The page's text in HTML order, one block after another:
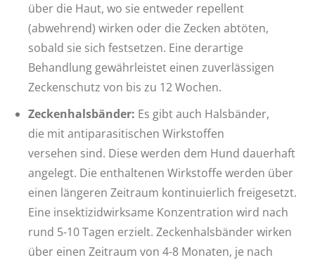
über die Haut, wo sie entweder repellent
(abwehrend) wirken oder die Zecken abtöten,
sobald sie sich festsetzen. Eine derartige
Behandlung gewährleistet einen zuverlässigen
Zeckenschutz von bis zu 12 Wochen.
Zeckenhalsbänder: Es gibt auch Halsbänder,
die mit antiparasitischen Wirkstoffen
versehen sind. Diese werden dem Hund dauerhaft
angelegt. Die enthaltenen Wirkstoffe werden über
einen längeren Zeitraum kontinuierlich freigesetzt.
Eine insektizidwirksame Konzentration wird nach
rund 5-10 Tagen erzielt. Zeckenhalsbänder wirken
über einen Zeitraum von 4-8 Monaten, je nach